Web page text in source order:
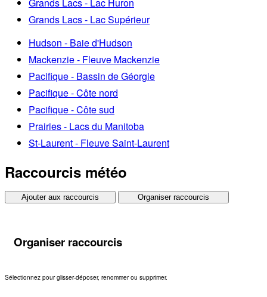
Grands Lacs - Lac Huron
Grands Lacs - Lac Supérieur
Hudson - Baie d'Hudson
Mackenzie - Fleuve Mackenzie
Pacifique - Bassin de Géorgie
Pacifique - Côte nord
Pacifique - Côte sud
Prairies - Lacs du Manitoba
St-Laurent - Fleuve Saint-Laurent
Raccourcis météo
Ajouter aux raccourcis Organiser raccourcis
Organiser raccourcis
Sélectionnez pour glisser-déposer, renommer ou supprimer.